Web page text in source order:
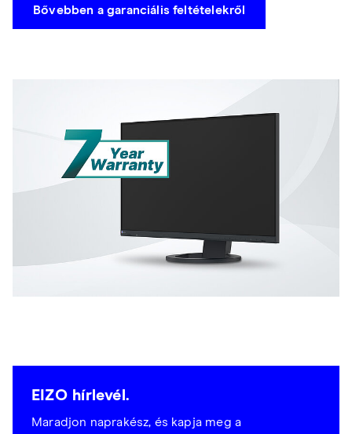
Bővebben a garanciális feltételekről
EIZO hírlevél.
Maradjon naprakész, és kapja meg a